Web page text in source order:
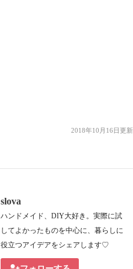
2018年10月16日更新
slova
ハンドメイド、DIY大好き。実際に試
してよかったものを中心に、暮らしに
役立つアイデアをシェアします♡